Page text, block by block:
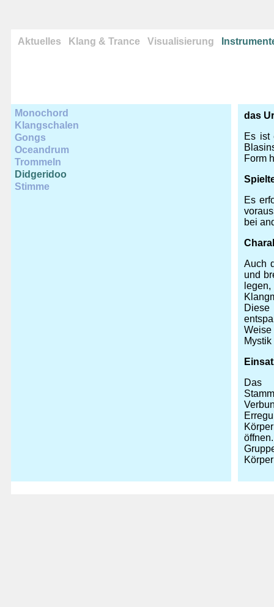
Aktuelles Klang & Trance Visualisierung
Monochord
Klangschalen
Gongs
Oceandrum
Trommeln
Didgeridoo
Stimme
das
Es ist
Form
Es
bei
Auch
und
Das